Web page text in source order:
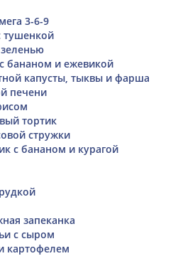
3-6-9
тушенкой
бананом и ежевикой
капусты, тыквы и фарша
печени
тортик
стружки
с бананом и курагой
запеканка
с сыром
картофелем